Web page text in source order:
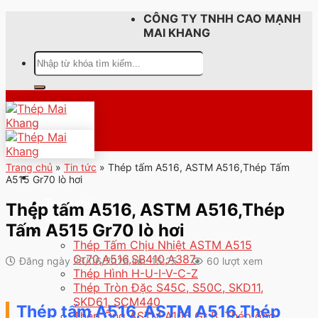
CÔNG TY TNHH CAO MẠNH
MAI KHANG
Tìm
kiếm:
Trang chủ
Giới thiệu
Sản phẩm
Thép Tấm Chịu Nhiệt ASTM A515
Gr70,A516,SB410,A387
Thép Hình H-U-I-V-C-Z
Thép Tròn Đặc S45C, S50C, SKD11,
SKD61, SCM440
Trang chủ » Tin tức » Thép tấm A516, ASTM A516,Thép Tấm
A515 Gr70 lò hơi
Thép tấm A516, ASTM A516,Thép
Tấm A515 Gr70 lò hơi
Đăng ngày 23/06/2026 lúc: 15:25 60 lượt xem
Thép tấm A516, ASTM A516,Thép